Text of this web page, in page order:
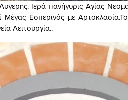
Ιερά πανήγυρις Αγίας
Μέγας Εσπερινός με
Λειτουργία..